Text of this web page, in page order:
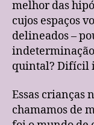
melhor das
cujos espaços
delineados –
quintal? Difícil
Essas crianças
chamamos de